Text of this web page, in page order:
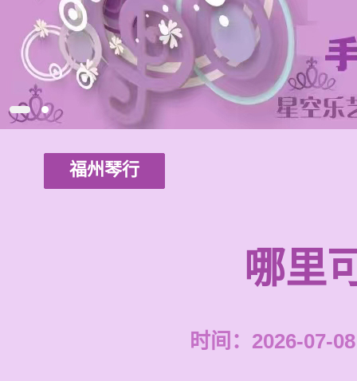
福州琴行
哪里
时间：2026-07-